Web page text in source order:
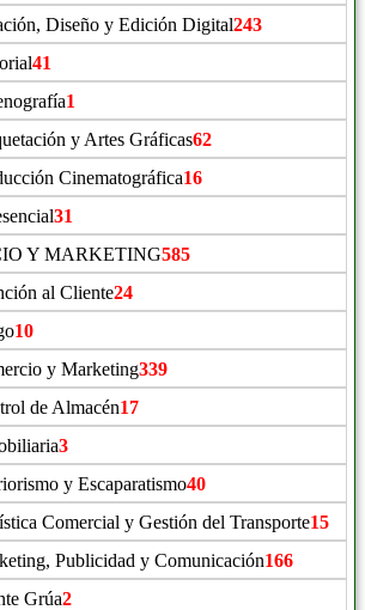
Diseño y Edición Digital243
41
1
y Artes Gráficas62
Cinematográfica16
31
Y MARKETING585
al Cliente24
10
y Marketing339
de Almacén17
3
y Escaparatismo40
Comercial y Gestión del Transporte15
Publicidad y Comunicación166
Grúa2